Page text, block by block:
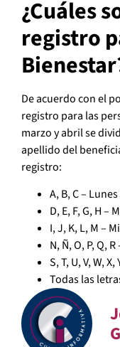
¿Cuáles
registro
De acuerdo con el
registro para las
marzo y abril se
apellido del
registro:
A, B, C –
D, E, F, G, H –
I, J, K, L, M –
N, Ñ, O, P, Q,
S, T, U, V, W,
Todas las